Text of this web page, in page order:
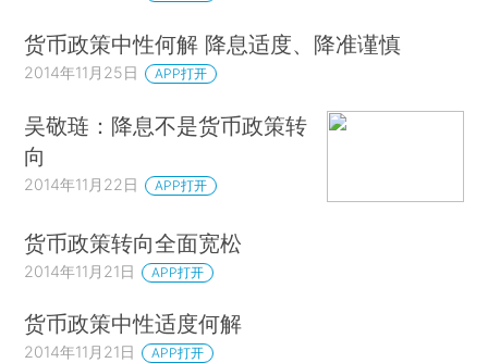
货币政策中性何解 降息适度、降准谨慎
2014年11月25日 APP打开
吴敬琏：降息不是货币政策转
向
2014年11月22日 APP打开
货币政策转向全面宽松
2014年11月21日 APP打开
货币政策中性适度何解
2014年11月21日 APP打开